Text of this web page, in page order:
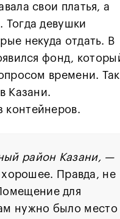
свои платья, а
Тогда девушки
некуда отдать. В
фонд,
времени. Так
Казани.
контейнеров.
район Казани, —
Правда, не
для
нужно было место